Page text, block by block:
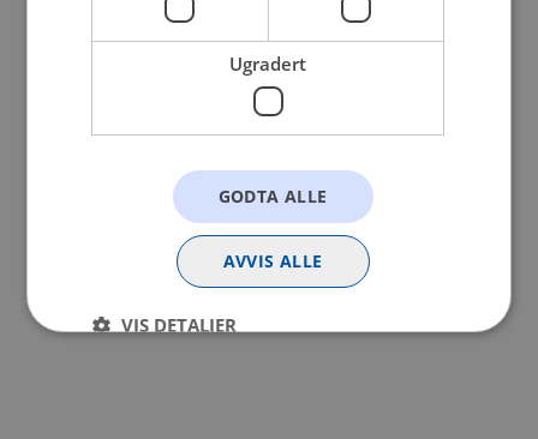
Ugradert
GODTA ALLE
AVVIS ALLE
VIS DETALJER